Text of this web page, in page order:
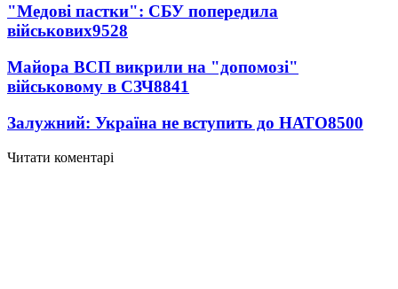
"Медові пастки": СБУ попередила
військових9528
Майора ВСП викрили на "допомозі"
військовому в СЗЧ8841
Залужний: Україна не вступить до НАТО8500
Читати коментарі